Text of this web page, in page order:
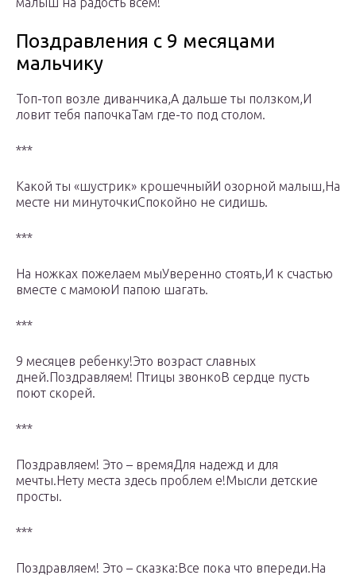
Поздравления с 9 месяцами
мальчику
Топ-топ возле диванчика,А дальше ты ползком,И
ловит тебя папочкаТам где-то под столом.
***
Какой ты «шустрик» крошечныйИ озорной малыш,На
месте ни минуточкиСпокойно не сидишь.
***
На ножках пожелаем мыУверенно стоять,И к счастью
вместе с мамоюИ папою шагать.
***
9 месяцев ребенку!Это возраст славных
дней.Поздравляем! Птицы звонкоВ сердце пусть
поют скорей.
***
Поздравляем! Это – времяДля надежд и для
мечты.Нету места здесь проблем е!Мысли детские
просты.
***
Поздравляем! Это – сказка:Все пока что впереди.На